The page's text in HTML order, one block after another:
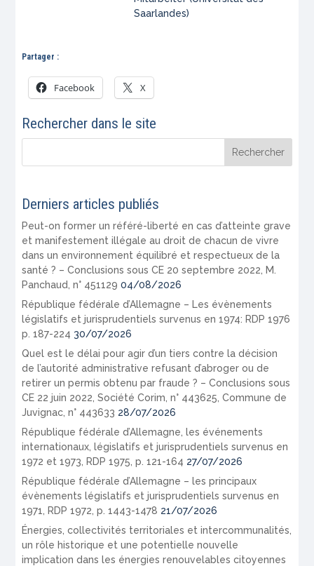
Saarlandes)
Partager :
Facebook X
Rechercher dans le site
Derniers articles publiés
Peut-on former un référé-liberté en cas d’atteinte grave
et manifestement illégale au droit de chacun de vivre
dans un environnement équilibré et respectueux de la
santé ? – Conclusions sous CE 20 septembre 2022, M.
Panchaud, n° 451129 04/08/2026
République fédérale d’Allemagne – Les évènements
législatifs et jurisprudentiels survenus en 1974: RDP 1976
p. 187-224 30/07/2026
Quel est le délai pour agir d’un tiers contre la décision
de l’autorité administrative refusant d’abroger ou de
retirer un permis obtenu par fraude ? – Conclusions sous
CE 22 juin 2022, Société Corim, n° 443625, Commune de
Juvignac, n° 443633 28/07/2026
République fédérale d’Allemagne, les événements
internationaux, législatifs et jurisprudentiels survenus en
1972 et 1973, RDP 1975, p. 121-164 27/07/2026
République fédérale d’Allemagne – les principaux
évènements législatifs et jurisprudentiels survenus en
1971, RDP 1972, p. 1443-1478 21/07/2026
Énergies, collectivités territoriales et intercommunalités,
un rôle historique et une potentielle nouvelle
implication dans les énergies renouvelables citoyennes